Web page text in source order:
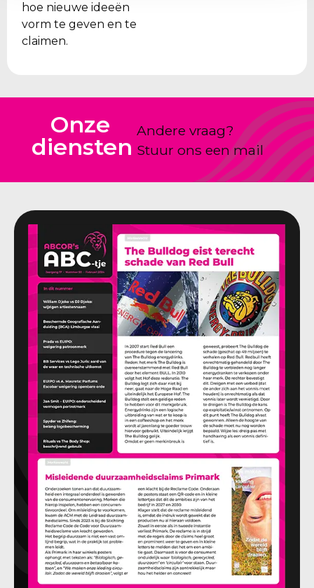
hoe nieuwe ideeën
vorm te geven en te
claimen.
Onze
diensten
Andere vraag?
Stuur ons een mail